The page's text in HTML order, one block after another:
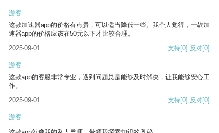
游客
这款加速器app的价格有点贵，可以适当降低一些。我个人觉得，一款加
速器app的价格应该在50元以下才比较合理。
2025-09-01
支持[0] 反对[0]
游客
这款app的客服非常专业，遇到问题总是能够及时解决，让我能够安心工
作。
2025-09-01
支持[0] 反对[0]
游客